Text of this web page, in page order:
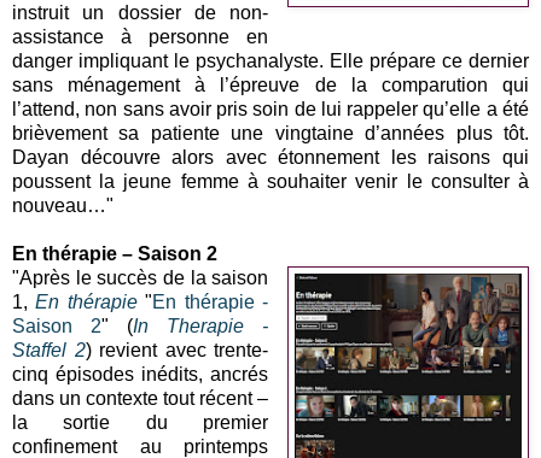
instruit un dossier de non-
assistance à personne en
danger impliquant le psychanalyste. Elle prépare ce dernier
sans ménagement à l’épreuve de la comparution qui
l’attend, non sans avoir pris soin de lui rappeler qu’elle a été
brièvement sa patiente une vingtaine d’années plus tôt.
Dayan découvre alors avec étonnement les raisons qui
poussent la jeune femme à souhaiter venir le consulter à
nouveau…"
En thérapie – Saison 2
"Après le succès de la saison
1,En thérapie"En thérapie -
Saison 2" (In Therapie -
Staffel 2) revient avec trente-
cinq épisodes inédits, ancrés
dans un contexte tout récent –
la sortie du premier
confinement au printemps